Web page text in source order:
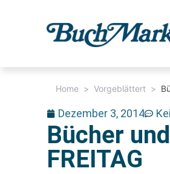
Home > Vorgeblättert >
Dezember 3, 2014
Bücher
FREITAG